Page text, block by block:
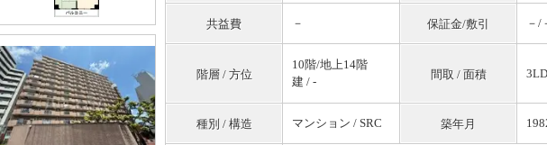
共益費 － 保証金/敷引 －/
階層 / 方位
10階/地上14階
建 / -
間取 / 面積
種別 / 構造 マンション / SRC 築年月